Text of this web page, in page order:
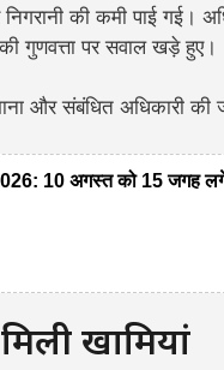
की कमी पाई गई।
गुणवत्ता पर सवाल खड़े हुए।
और संबंधित अधिकारी की
10 अगस्त को 15 जगह
खामियां